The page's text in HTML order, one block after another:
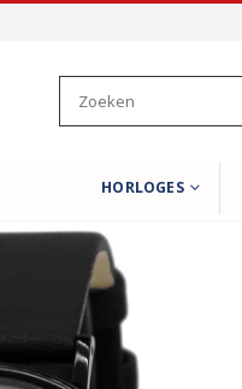
HORLOGES